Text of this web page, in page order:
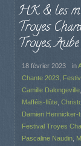
HK & les
Troyes
Troyes,
18 février 2023 in
Chante 2023
Camille Dalongeville
Mafféis-flûte
Damien Hennicker-
Festival Troyes
Pascaline Naudin